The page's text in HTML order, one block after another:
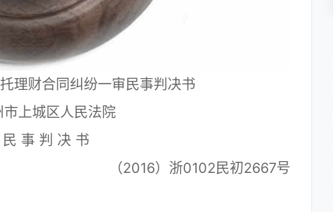
理财合同纠纷一审民事判决书
市上城区人民法院
民 事 判 决 书
（2016）浙0102民初2667号